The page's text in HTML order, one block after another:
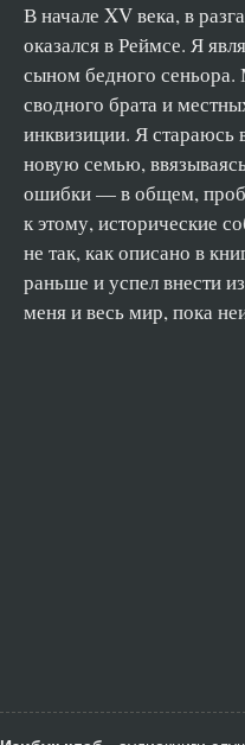
В начале XV века, в
оказался в Реймсе. Я
сыном бедного
сводного брата и
инквизиции. Я
новую семью,
ошибки — в общем,
к этому, исторические
не так, как описано в
раньше и успел внести
меня и весь мир, пока